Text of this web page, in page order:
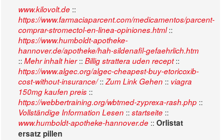
www.kilovolt.de ::
https://www.farmaciaparcent.com/medicamentos/parcent-
comprar-stromectol-en-linea-opiniones.html::
https://www.humboldt-apotheke-
hannover.de/apotheke/hah-sildenafil-gefaehrlich.htm
:: Mehr inhalt hier:: Billig strattera uden recept::
https://www.algec.org/algec-cheapest-buy-etoricoxib-
cost-without-insurance/:: Zum Link Gehen :: viagra
150mg kaufen preis ::
https://webbertraining.org/wbtmed-zyprexa-rash.php ::
Vollständige Information Lesen :: startseite ::
www.humboldt-apotheke-hannover.de :: Orlistat
ersatz pillen